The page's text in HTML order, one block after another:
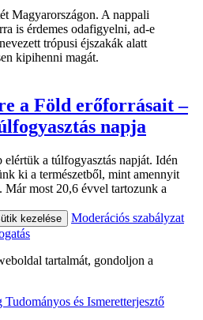
Magyarországon. A nappali
is érdemes odafigyelni, ad-e
trópusi éjszakák alatt
kipihenni magát.
a Föld erőforrásait –
napja
a túlfogyasztás napját. Idén
ki a természetből, mint amennyit
Már most 20,6 évvel tartozunk a
kezelése
Moderációs szabályzat
tartalmát, gondoljon a
Tudományos és Ismeretterjesztő